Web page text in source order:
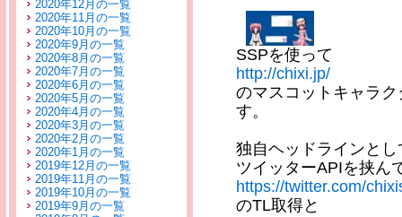
2020年12月の一覧
2020年11月の一覧
2020年10月の一覧
2020年9月の一覧
2020年8月の一覧
2020年7月の一覧
2020年6月の一覧
2020年5月の一覧
2020年4月の一覧
2020年3月の一覧
2020年2月の一覧
2020年1月の一覧
2019年12月の一覧
2019年11月の一覧
2019年10月の一覧
2019年9月の一覧
SSPを使って
http://chixi.jp/
のマスコットキャラ
す。
独自ヘッドラインとし
ツイッターAPIを挟ん
https://twitter.com/
のTL取得と